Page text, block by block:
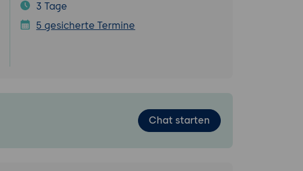
3 Tage
5 gesicherte Termine
Chat starten